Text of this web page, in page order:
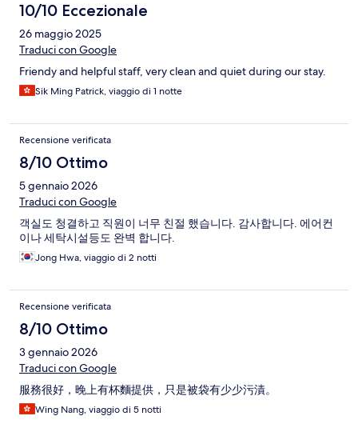
10/10 Eccezionale
26 maggio 2025
Traduci con Google
Friendy and helpful staff, very clean and quiet during our stay.
Sik Ming Patrick, viaggio di 1 notte
Recensione verificata
8/10 Ottimo
5 gennaio 2026
Traduci con Google
객실도 청결하고 직원이 너무 친절 했습니다. 감사합니다. 에어컨
이나 세탁시설등도 완벽 합니다.
Jong Hwa, viaggio di 2 notti
Recensione verificata
8/10 Ottimo
3 gennaio 2026
Traduci con Google
服務很好，晚上有杯麵提供，只是被袋有少少污漬。
Wing Nang, viaggio di 5 notti